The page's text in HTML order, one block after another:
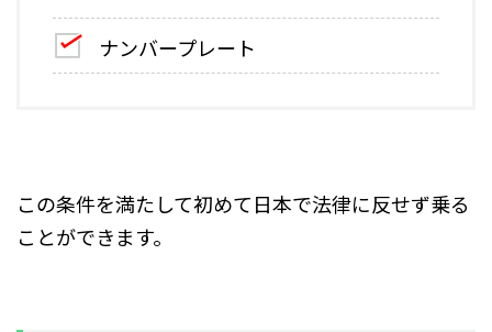
ナンバープレート
この条件を満たして初めて日本で法律に反せず乗る
ことができます。